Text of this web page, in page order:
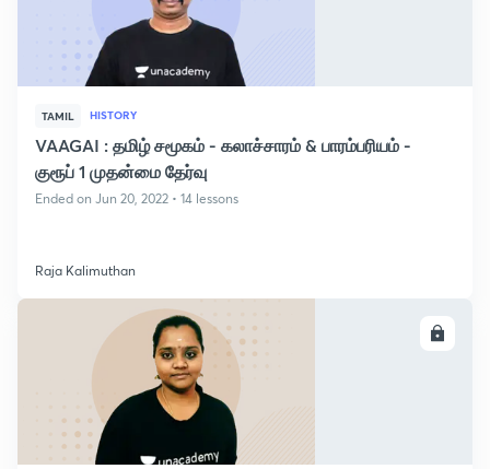
TAMIL HISTORY
VAAGAI : தமிழ் சமூகம் - கலாச்சாரம் & பாரம்பரியம் -
குரூப் 1 முதன்மை தேர்வு
Ended on Jun 20, 2022 • 14 lessons
Raja Kalimuthan